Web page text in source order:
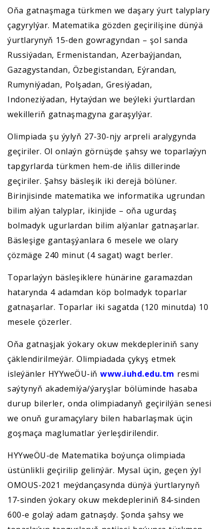
Oňa gatnaşmaga türkmen we daşary ýurt talyplary
çagyrylýar. Matematika gözden geçirilişine dünýä
ýurtlarynyň 15-den gowragyndan – şol sanda
Russiýadan, Ermenistandan, Azerbaýjandan,
Gazagystandan, Özbegistandan, Eýrandan,
Rumyniýadan, Polşadan, Gresiýadan,
Indoneziýadan, Hytaýdan we beýleki ýurtlardan
wekilleriň gatnaşmagyna garaşylýar.
Olimpiada şu ýylyň 27-30-njy arpreli aralygynda
geçiriler. Ol onlaýn görnüşde şahsy we toparlaýyn
tapgyrlarda türkmen hem-de iňlis dillerinde
geçiriler. Şahsy bäsleşik iki derejä bölüner.
Birinjisinde matematika we informatika ugrundan
bilim alýan talyplar, ikinjide – oňa ugurdaş
bolmadyk ugurlardan bilim alýanlar gatnaşarlar.
Bäsleşige gantaşýanlara 6 mesele we olary
çözmäge 240 minut (4 sagat) wagt berler.
Toparlaýyn bäsleşiklere hünärine garamazdan
hatarynda 4 adamdan köp bolmadyk toparlar
gatnaşarlar. Toparlar iki sagatda (120 minutda) 10
mesele çözerler.
Oňa gatnaşjak ýokary okuw mekdepleriniň sany
çäklendirilmeýär. Olimpiadada çykyş etmek
isleýänler HYYweÖU-iň www.iuhd.edu.tm resmi
saýtynyň akademiýa/ýaryşlar bölüminde hasaba
durup bilerler, onda olimpiadanyň geçirilýän senesi
we onuň guramaçylary bilen habarlaşmak üçin
goşmaça maglumatlar ýerleşdirilendir.
HYYweÖU-de Matematika boýunça olimpiada
üstünlikli geçirilip gelinýär. Mysal üçin, geçen ýyl
OMOUS-2021 meýdançasynda dünýä ýurtlarynyň
17-sinden ýokary okuw mekdepleriniň 84-sinden
600-e golaý adam gatnaşdy. Şonda şahsy we